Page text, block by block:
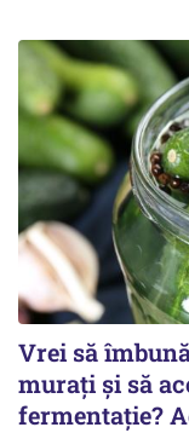
Vrei să
murați și să
fermentație?